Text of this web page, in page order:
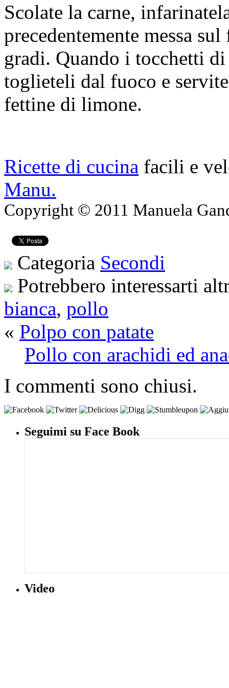
Scolate la carne,
precedentemente messa
gradi. Quando i tocchetti
toglieteli dal fuoco e
fettine di limone.
Ricette di cucina facili e
Manu.
Copyright © 2011 Manuela
Categoria Secondi
Potrebbero interessarti
bianca, pollo
« Polpo con patate
Pollo con arachidi ed
I commenti sono chiusi.
Seguimi su Face Book
Video